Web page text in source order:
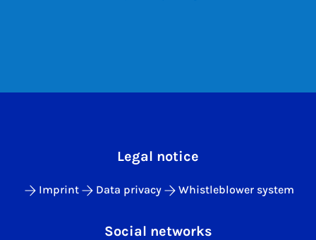
Legal notice
Imprint Data privacy Whistleblower system
Social networks